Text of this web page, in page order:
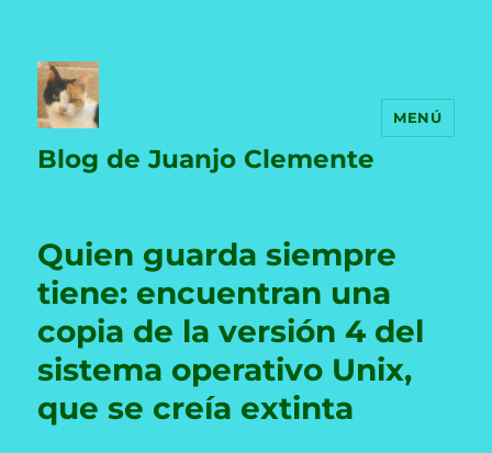
Blog de Juanjo Clemente
MENÚ
Quien guarda siempre
tiene: encuentran una
copia de la versión 4 del
sistema operativo Unix,
que se creía extinta